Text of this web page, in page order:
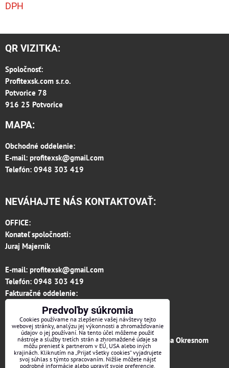
DPH
QR VIZITKA:
Spoločnosť:
Profitexsk.com s.r.o.
Potvorice 78
916 25 Potvorice
MAPA:
Obchodné oddelenie:
E-mail: profitexsk@gmail.com
Telefón: 0948 303 419
NEVÁHAJTE NÁS KONTAKTOVAŤ:
OFFICE:
Konateľ spoločnosti:
Juraj Majerník
E-mail: profitexsk@gmail.com
Telefón: 0948 303 419
Fakturačné oddelenie:
invoice.profitexsk@gmail.com
IČO: 36313157
IČ DPH: SK 2020182615
Firma je zapísaná v obchodnom registri vedenom na Okresnom
súde v Trenčíne, vložka č.12066/R odd. s.r.o.
Predvoľby súkromia
Cookies používame na zlepšenie vašej návštevy tejto
webovej stránky, analýzu jej výkonnosti a zhromažďovanie
údajov o jej používaní. Na tento účel môžeme použiť
nástroje a služby tretích strán a zhromaždené údaje sa
môžu preniesť k partnerom v EÚ, USA alebo iných
krajinách. Kliknutím na „Prijať všetky cookies“ vyjadrujete
svoj súhlas s týmto spracovaním. Nižšie môžete nájsť
podrobné informácie alebo upraviť svoje preferencie.